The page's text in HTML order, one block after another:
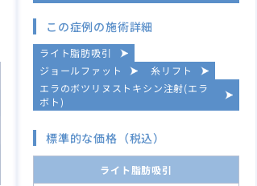
この症例の施術詳細
ライト脂肪吸引
ジョールファット
糸リフト
エラのボツリヌストキシン注射(エラ
ボト)
標準的な価格（税込）
ライト脂肪吸引